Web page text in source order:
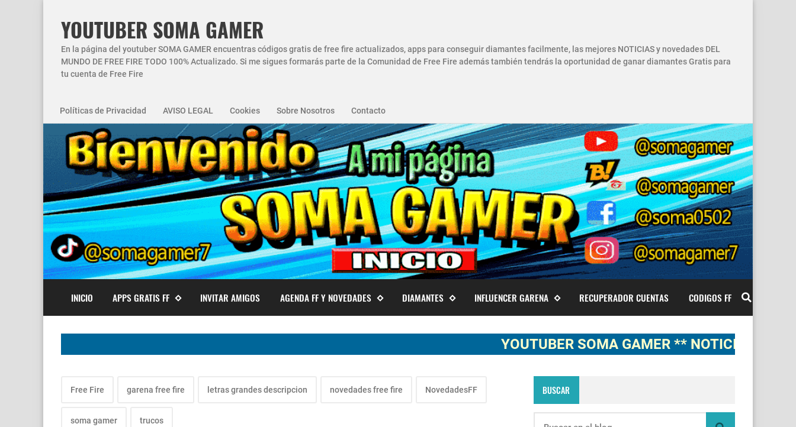
YOUTUBER SOMA GAMER
En la página del youtuber SOMA GAMER encuentras códigos gratis de free fire actualizados, apps para conseguir diamantes facilmente, las mejores NOTICIAS y novedades DEL
MUNDO DE FREE FIRE TODO 100% Actualizado. Si me sigues formarás parte de la Comunidad de Free Fire además también tendrás la oportunidad de ganar diamantes Gratis para
tu cuenta de Free Fire
Políticas de Privacidad AVISO LEGAL Cookies Sobre Nosotros Contacto
INICIO APPS GRATIS FF INVITAR AMIGOS AGENDA FF Y NOVEDADES DIAMANTES INFLUENCER GARENA RECUPERADOR CUENTAS CODIGOS FF
YOUTUBER SOMA GAMER ** NOTICIAS,
Free Fire garena free fire letras grandes descripcion novedades free fire NovedadesFF
soma gamer trucos
BUSCAR